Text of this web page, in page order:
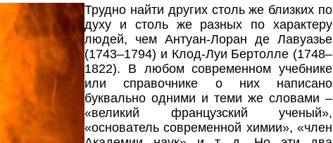
Трудно найти других столь же близких по
духу и столь же разных по характеру
людей, чем Антуан-Лоран де Лавуазье
(1743–1794) и Клод-Луи Бертолле (1748–
1822). В любом современном учебнике
или справочнике о них написано
буквально одними и теми же словами –
«великий французский ученый»,
«основатель современной химии», «член